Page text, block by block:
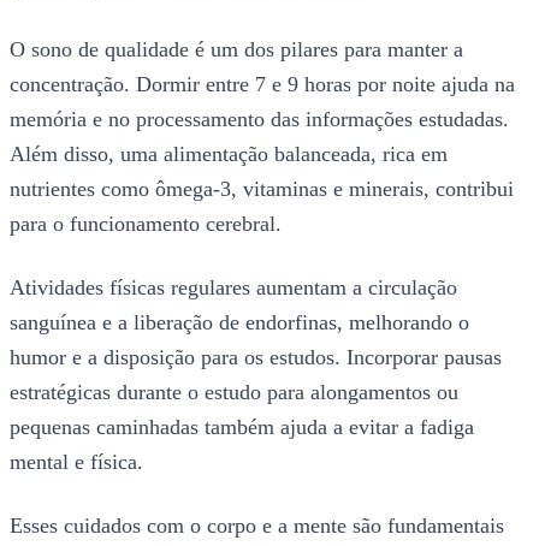
O sono de qualidade é um dos pilares para manter a
concentração. Dormir entre 7 e 9 horas por noite ajuda na
memória e no processamento das informações estudadas.
Além disso, uma alimentação balanceada, rica em
nutrientes como ômega-3, vitaminas e minerais, contribui
para o funcionamento cerebral.
Atividades físicas regulares aumentam a circulação
sanguínea e a liberação de endorfinas, melhorando o
humor e a disposição para os estudos. Incorporar pausas
estratégicas durante o estudo para alongamentos ou
pequenas caminhadas também ajuda a evitar a fadiga
mental e física.
Esses cuidados com o corpo e a mente são fundamentais